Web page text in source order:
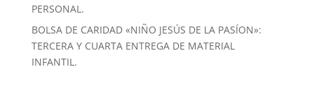
PERSONAL.
BOLSA DE CARIDAD «NIÑO JESÚS DE LA PASÍON»:
TERCERA Y CUARTA ENTREGA DE MATERIAL
INFANTIL.